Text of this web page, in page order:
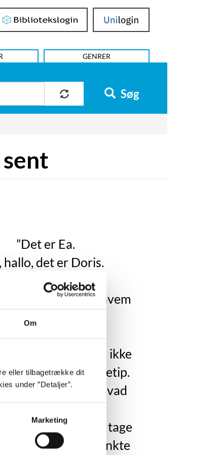
Om
eller tilbagetrække dit
under ”Detaljer”.
Marketing
Bibliotekslogin UniLogin
GENRER
Søg
”Det er Ea.
hallo, det er Doris.
Ja?
altså passe lidt på, hvem
drikker kaffe med.
Hvad for noget?
kan bare ikke
deres egen næsetip.
helt med her. Hvad
bliver for bøvlet at tage
telefonen. Det tænkte